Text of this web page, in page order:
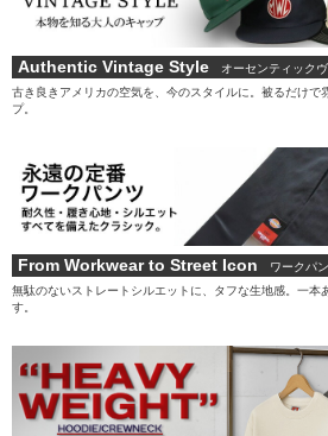
Authentic Vintage Style
オーセンティック
古き良きアメリカの空気を、今のスタイルに。被るだけで
プ。
From Workwear to Street Icon
ワークパ
無駄のないストレートシルエットに、タフな生地感。一本
す。